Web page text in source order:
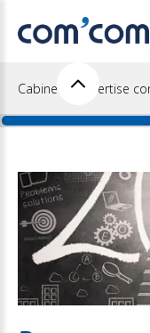
Cabinet d'expertise